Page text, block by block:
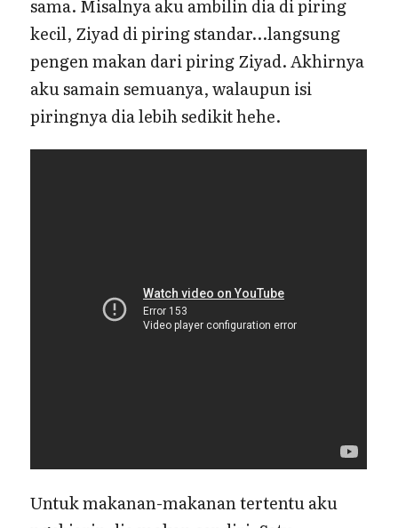
sama. Misalnya aku ambilin dia di piring
kecil, Ziyad di piring standar…langsung
pengen makan dari piring Ziyad. Akhirnya
aku samain semuanya, walaupun isi
piringnya dia lebih sedikit hehe.
Untuk makanan-makanan tertentu aku